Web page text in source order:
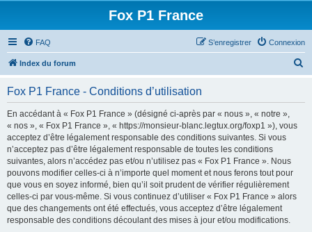
Fox P1 France
FAQ Connexion
S’enregistrer
Index du forum
Fox P1 France - Conditions d’utilisation
En accédant à « Fox P1 France » (désigné ci-après par « nous », « notre »,
« nos », « Fox P1 France », « https://monsieur-blanc.legtux.org/foxp1 »), vous
acceptez d’être légalement responsable des conditions suivantes. Si vous
n’acceptez pas d’être légalement responsable de toutes les conditions
suivantes, alors n’accédez pas et/ou n’utilisez pas « Fox P1 France ». Nous
pouvons modifier celles-ci à n’importe quel moment et nous ferons tout pour
que vous en soyez informé, bien qu’il soit prudent de vérifier régulièrement
celles-ci par vous-même. Si vous continuez d’utiliser « Fox P1 France » alors
que des changements ont été effectués, vous acceptez d’être légalement
responsable des conditions découlant des mises à jour et/ou modifications.